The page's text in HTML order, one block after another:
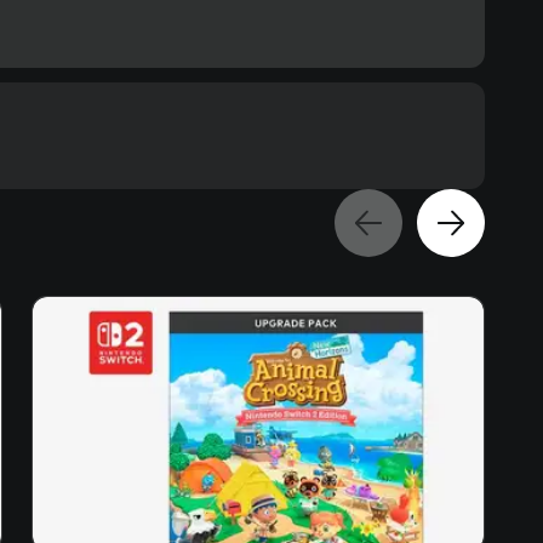
Voiceover